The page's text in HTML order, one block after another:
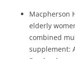
Macpherson
elderly
combined
supplement: